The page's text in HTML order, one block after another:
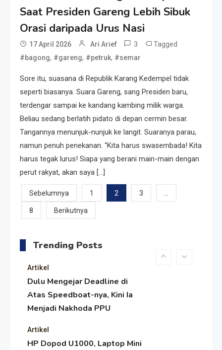
Saat Presiden Gareng Lebih Sibuk
Orasi daripada Urus Nasi
17 April 2026 Ari Arief 3 Tagged
#bagong, #gareng, #petruk, #semar
Sore itu, suasana di Republik Karang Kedempel tidak
seperti biasanya. Suara Gareng, sang Presiden baru,
terdengar sampai ke kandang kambing milik warga.
Beliau sedang berlatih pidato di depan cermin besar.
Tangannya menunjuk-nunjuk ke langit. Suaranya parau,
namun penuh penekanan. “Kita harus swasembada! Kita
harus tegak lurus! Siapa yang berani main-main dengan
perut rakyat, akan saya […]
Paginasi
pos
Sebelumnya 1 2 3 …
8 Berikutnya
Trending Posts
Seri 1: Republik Karang
Kedempel, Lahirnya Politik
Non-Blok ke Go-Blok!
Artikel
Menelusuri Akar Sejarah Ulang
Tahun PPU, Pertentangan
Bulan Peringatan vs
Pengesahan UU 7/2002
Resonansi
Satire Politik Karang
Kedempel: Saat Presiden
Gareng Lebih Sibuk Orasi
daripada Urus Nasi
Menjaga Selendang Tetap
Paser Melawan Arus Zaman
Artikel
Dulu Mengejar Deadline di
Atas Speedboat-nya, Kini Ia
Menjadi Nakhoda PPU
Artikel
HP Dopod U1000, Laptop Mini